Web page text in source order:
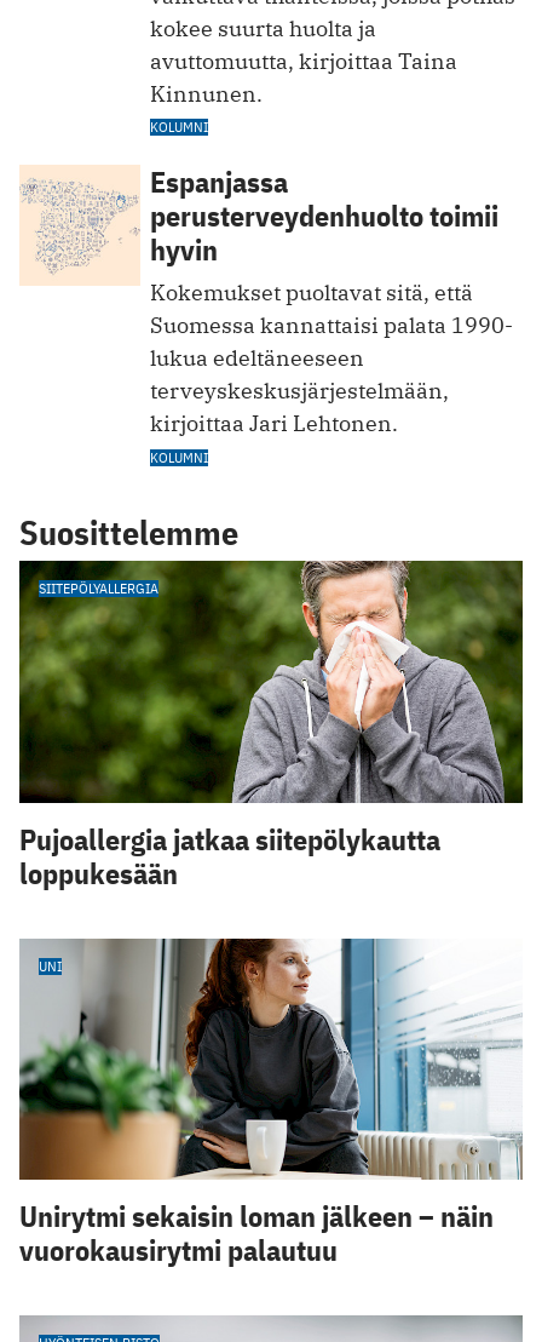
kokee suurta huolta ja
avuttomuutta, kirjoittaa Taina
Kinnunen.
KOLUMNI
Espanjassa
perusterveydenhuolto toimii
hyvin
Kokemukset puoltavat sitä, että
Suomessa kannattaisi palata 1990-
lukua edeltäneeseen
terveyskeskusjärjestelmään,
kirjoittaa Jari Lehtonen.
KOLUMNI
Suosittelemme
SIITEPÖLYALLERGIA
Pujoallergia jatkaa siitepölykautta
loppukesään
UNI
Unirytmi sekaisin loman jälkeen – näin
vuorokausirytmi palautuu